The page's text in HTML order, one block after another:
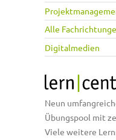
Alle
Digitalmedien
Neun
Übungspool mit
Viele weitere